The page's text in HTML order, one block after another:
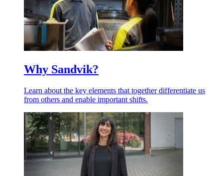
Why Sandvik?
Learn about the key elements that together differentiate us
from others and enable important shifts.